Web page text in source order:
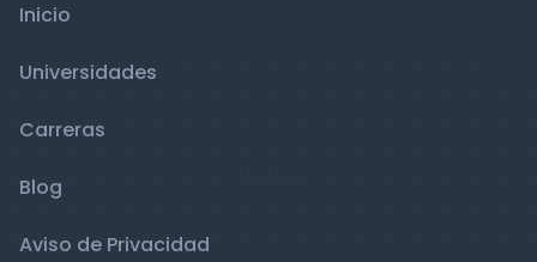
Inicio
Universidades
Carreras
Blog
Aviso de Privacidad